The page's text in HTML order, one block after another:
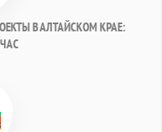
В АЛТАЙСКОМ КРАЕ: